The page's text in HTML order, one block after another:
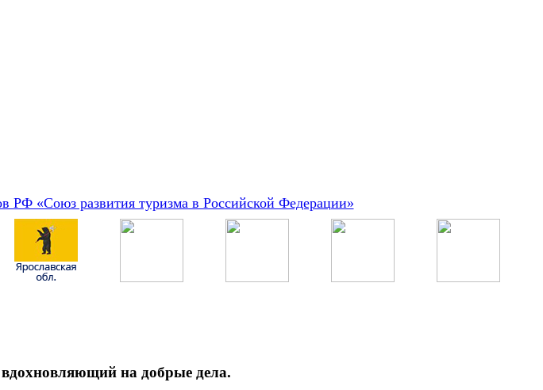
РФ «Союз развития туризма в Российской Федерации»
на добрые дела.